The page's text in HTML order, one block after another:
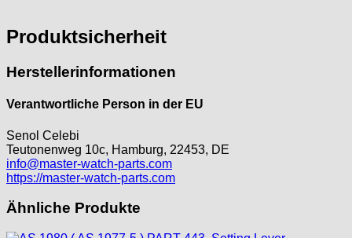
Kasper
Kaiser
Kienzle
Lorsa
MSR
MST Roamer
Osco
Otero
Produktsicherheit
Herstellerinformationen
Verantwortliche Person in der EU
Senol Celebi
Teutonenweg 10c, Hamburg, 22453, DE
info@master-watch-parts.com
https://master-watch-parts.com
Ähnliche Produkte